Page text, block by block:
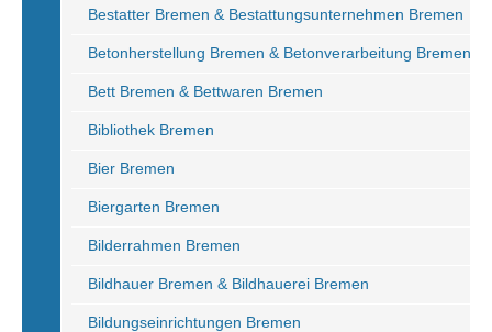
Bestatter Bremen & Bestattungsunternehmen Bremen
Betonherstellung Bremen & Betonverarbeitung Bremen
Bett Bremen & Bettwaren Bremen
Bibliothek Bremen
Bier Bremen
Biergarten Bremen
Bilderrahmen Bremen
Bildhauer Bremen & Bildhauerei Bremen
Bildungseinrichtungen Bremen